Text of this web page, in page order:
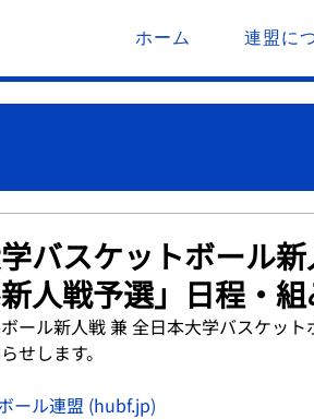
ホーム 連盟に
学バスケットボール
人戦予選」日程・
ール新人戦 兼 全日本大学バスケッ
せします。
ール連盟 (hubf.jp)